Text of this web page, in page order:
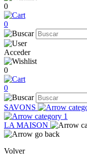
0
0
Acceder
0
0
SAVONS
LA MAISON
Volver